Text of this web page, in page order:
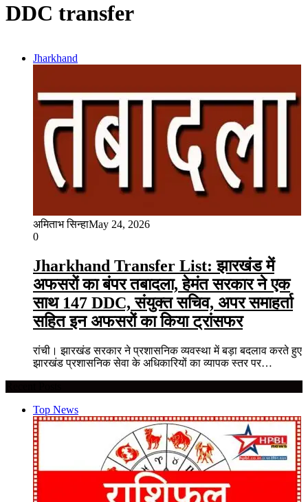
DDC transfer
Jharkhand
अमिताभ सिन्हाMay 24, 2026
0
Jharkhand Transfer List: झारखंड में
अफसरों का बंपर तबादला, हेमंत सरकार ने एक
साथ 147 DDC, संयुक्त सचिव, अपर समाहर्ता
सहित इन अफसरों का किया ट्रांसफर
रांची। झारखंड सरकार ने प्रशासनिक व्यवस्था में बड़ा बदलाव करते हुए
झारखंड प्रशासनिक सेवा के अधिकारियों का व्यापक स्तर पर…
Top News